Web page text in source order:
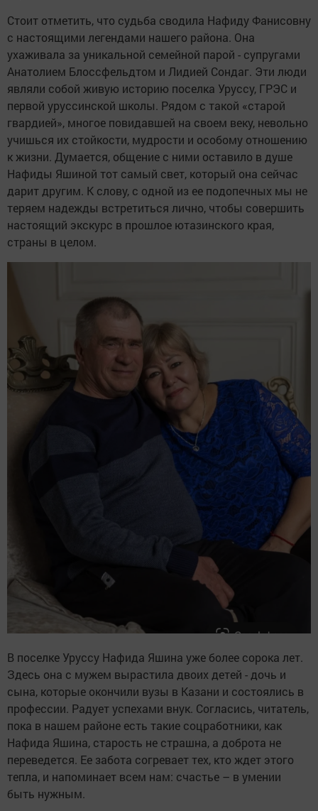
Стоит отметить, что судьба сводила Нафиду Фанисовну
с настоящими легендами нашего района. Она
ухаживала за уникальной семейной парой - супругами
Анатолием Блоссфельдтом и Лидией Сондаг. Эти люди
являли собой живую историю поселка Уруссу, ГРЭС и
первой уруссинской школы. Рядом с такой «старой
гвардией», многое повидавшей на своем веку, невольно
учишься их стойкости, мудрости и особому отношению
к жизни. Думается, общение с ними оставило в душе
Нафиды Яшиной тот самый свет, который она сейчас
дарит другим. К слову, с одной из ее подопечных мы не
теряем надежды встретиться лично, чтобы совершить
настоящий экскурс в прошлое ютазинского края,
страны в целом.
В поселке Уруссу Нафида Яшина уже более сорока лет.
Здесь она с мужем вырастила двоих детей - дочь и
сына, которые окончили вузы в Казани и состоялись в
профессии. Радует успехами внук. Согласись, читатель,
пока в нашем районе есть такие соцработники, как
Нафида Яшина, старость не страшна, а доброта не
переведется. Ее забота согревает тех, кто ждет этого
тепла, и напоминает всем нам: счастье – в умении
быть нужным.